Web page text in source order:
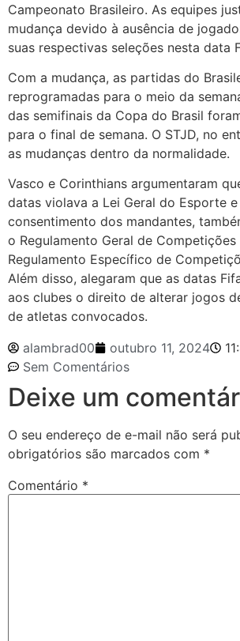
Campeonato Brasileiro. As equipes
mudança devido à ausência de
suas respectivas seleções nesta data
Com a mudança, as partidas do
reprogramadas para o meio da
das semifinais da Copa do Brasil
para o final de semana. O STJD, no
as mudanças dentro da normalidade.
Vasco e Corinthians argumentaram
datas violava a Lei Geral do Esporte
consentimento dos mandantes,
o Regulamento Geral de Competições
Regulamento Específico de
Além disso, alegaram que as datas
aos clubes o direito de alterar jogos
de atletas convocados.
alambrad00
outubro 11, 2024
Sem Comentários
Deixe um
O seu endereço de e-mail não será
obrigatórios são marcados com *
Comentário *